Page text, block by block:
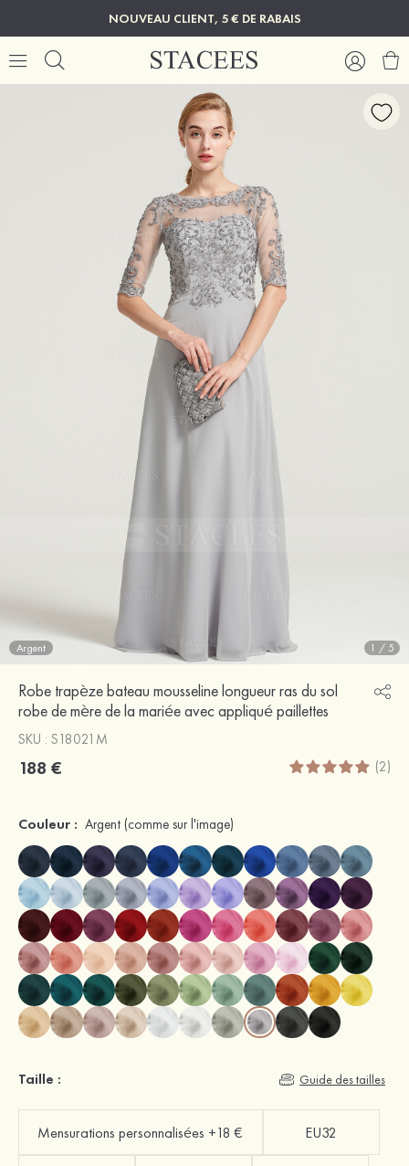
NOUVEAU CLIENT, 5 € DE RABAIS
Argent 1 / 5
Robe trapèze bateau mousseline longueur ras du sol
robe de mère de la mariée avec appliqué paillettes
SKU : S18021M
188 € (2)
Couleur : Argent (comme sur l'image)
Taille : Guide des tailles
Mensurations personnalisées +18 € EU32